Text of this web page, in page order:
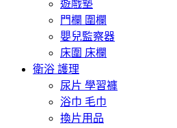
遊戲墊
門欄 圍欄
嬰兒監察器
床圍 床欄
衛浴 護理
尿片 學習褲
浴巾 毛巾
換片用品